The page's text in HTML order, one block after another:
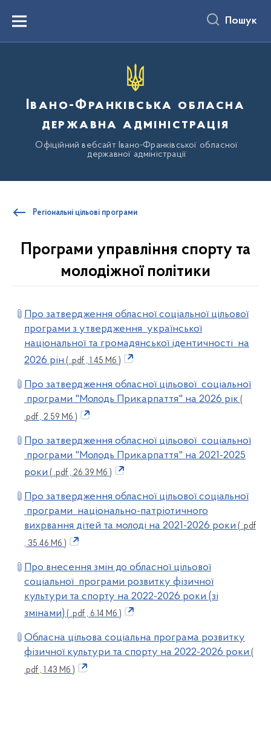
вмістуMenu Пошук
Івано-Франківська обласна
державна адміністрація
Офіційний вебсайт Івано-Франківської обласної
державної адміністрації
Регіональні цільові програми
Програми управління спорту та
молодіжної політики
Про затвердження обласної соціальної цільової
програми з утвердження української
національної та громадянської ідентичності на
2026 рін ( .pdf , 1.45 Мб )
Про затвердження обласної цільової соціальної
програми "Молодь Прикарпаття" на 2026 рік (
.pdf , 2.59 Мб )
Про затвердження обласної цільової соціальної
програми "Молодь Прикарпаття" на 2021-2025
роки ( .pdf , 26.39 Мб )
Про затвердження обласної цільової соціальної
програми національно-патріотичного
вихрвання дітей та молоді на 2021-2026 роки ( .pdf
, 35.46 Мб )
Про внесення змін до обласної цільової
соціальної програми розвитку фізичної
культури та спорту на 2022-2026 роки (зі
змінами) ( .pdf , 6.14 Мб )
Обласна цільова соціальна програма розвитку
фізичної культури та спорту на 2022-2026 роки (
.pdf , 1.43 Мб )